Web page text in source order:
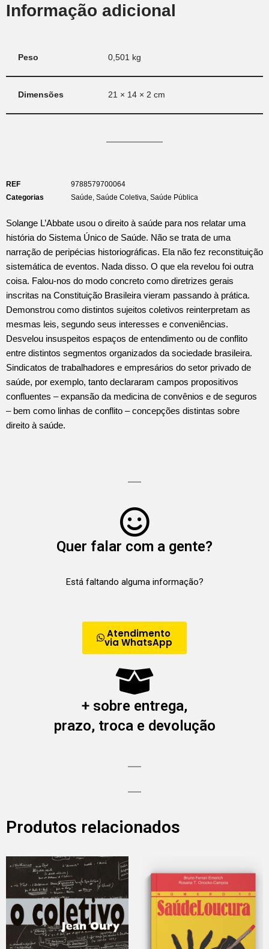
Informação adicional
Peso 0,501 kg
Dimensões 21 × 14 × 2 cm
REF
9788579700064
Categorias
Saúde Saúde Coletiva Saúde Pública
Solange L’Abbate usou o direito à saúde para nos relatar uma
história do Sistema Único de Saúde. Não se trata de uma
narração de peripécias historiográficas. Ela não fez reconstituição
sistemática de eventos. Nada disso. O que ela revelou foi outra
coisa. Falou-nos do modo concreto como diretrizes gerais
inscritas na Constituição Brasileira vieram passando à prática.
Demonstrou como distintos sujeitos coletivos reinterpretam as
mesmas leis, segundo seus interesses e conveniências.
Desvelou insuspeitos espaços de entendimento ou de conflito
entre distintos segmentos organizados da sociedade brasileira.
Sindicatos de trabalhadores e empresários do setor privado de
saúde, por exemplo, tanto declararam campos propositivos
confluentes – expansão da medicina de convênios e de seguros
– bem como linhas de conflito – concepções distintas sobre
direito à saúde.
Quer falar com a gente?
Está faltando alguma informação?
Atendimento
via WhatsApp
+ sobre entrega,
prazo, troca e devolução
Produtos relacionados